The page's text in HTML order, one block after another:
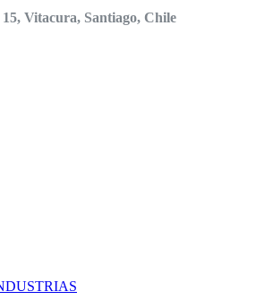
Vitacura, Santiago, Chile